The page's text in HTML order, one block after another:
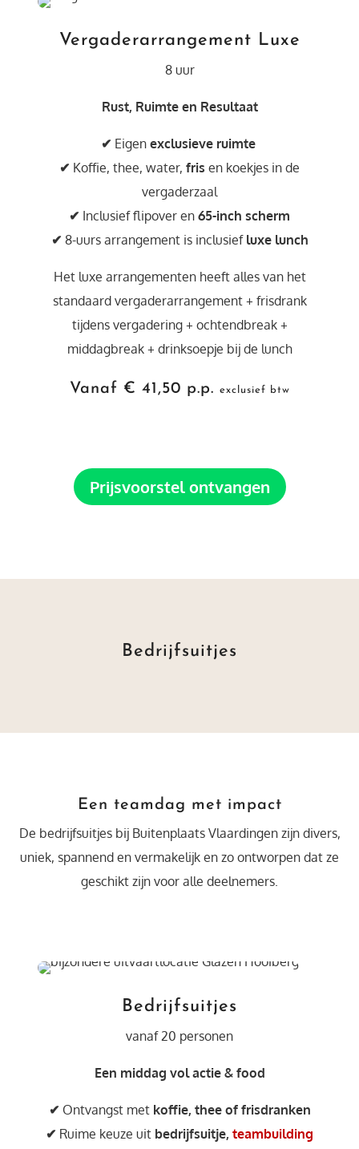
Vergaderarrangement Luxe
8 uur
Rust, Ruimte en Resultaat
✔ Eigen exclusieve ruimte
✔ Koffie, thee, water, fris en koekjes in de
vergaderzaal
✔ Inclusief flipover en 65-inch scherm
✔ 8-uurs arrangement is inclusief luxe lunch
Het luxe arrangementen heeft alles van het
standaard vergaderarrangement + frisdrank
tijdens vergadering + ochtendbreak +
middagbreak + drinksoepje bij de lunch
Vanaf € 41,50 p.p. exclusief btw
Prijsvoorstel ontvangen
Bedrijfsuitjes
Een teamdag met impact
De bedrijfsuitjes bij Buitenplaats Vlaardingen zijn divers,
uniek, spannend en vermakelijk en zo ontworpen dat ze
geschikt zijn voor alle deelnemers.
Bedrijfsuitjes
vanaf 20 personen
Een middag vol actie & food
✔ Ontvangst met koffie, thee of frisdranken
✔ Ruime keuze uit bedrijfsuitje, teambuilding